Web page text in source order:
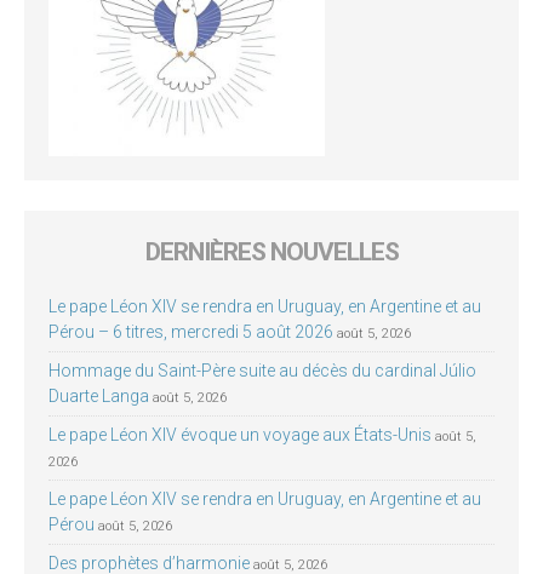
DERNIÈRES NOUVELLES
Le pape Léon XIV se rendra en Uruguay, en Argentine et au
Pérou – 6 titres, mercredi 5 août 2026 août 5, 2026
Hommage du Saint-Père suite au décès du cardinal Júlio
Duarte Langa août 5, 2026
Le pape Léon XIV évoque un voyage aux États-Unis août 5,
2026
Le pape Léon XIV se rendra en Uruguay, en Argentine et au
Pérou août 5, 2026
Des prophètes d’harmonie août 5, 2026